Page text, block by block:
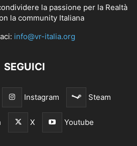
la passione per la Realtà
la community Italiana
info@vr-italia.org
SEGUICI
Instagram Steam
X Youtube